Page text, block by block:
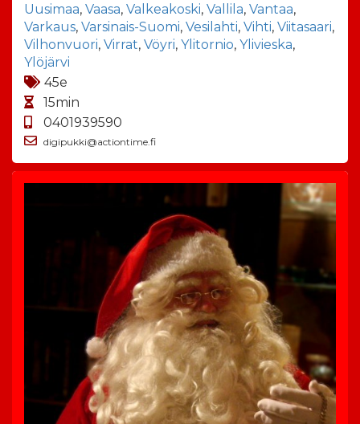
Uusimaa, Vaasa, Valkeakoski, Vallila, Vantaa,
Varkaus, Varsinais-Suomi, Vesilahti, Vihti, Viitasaari,
Vilhonvuori, Virrat, Vöyri, Ylitornio, Ylivieska,
Ylöjärvi
45e
15min
0401939590
digipukki@actiontime.fi